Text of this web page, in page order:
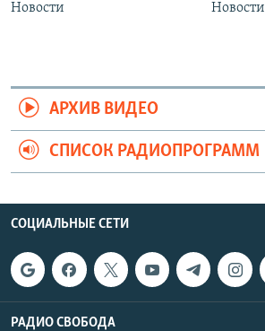
Новости Новости
АРХИВ ВИДЕО
СПИСОК РАДИОПРОГРАММ
СОЦИАЛЬНЫЕ СЕТИ
РАДИО СВОБОДА